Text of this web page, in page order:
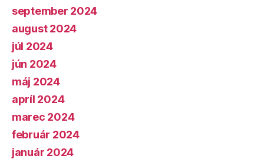
september 2024
august 2024
júl 2024
jún 2024
máj 2024
apríl 2024
marec 2024
február 2024
január 2024